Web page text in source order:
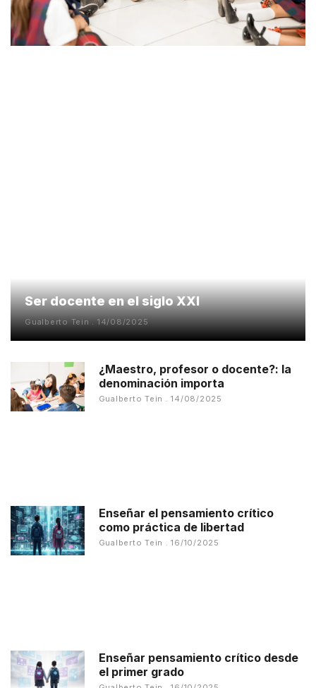
Ser docente en el siglo XXI
Gualberto Tein 14/08/2025
¿Maestro, profesor o docente?: la
denominación importa
Gualberto Tein 14/08/2025
Enseñar el pensamiento crítico
como práctica de libertad
Gualberto Tein 16/10/2025
Enseñar pensamiento crítico desde
el primer grado